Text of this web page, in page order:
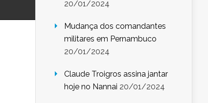
20/01/2024
Mudança dos comandantes
militares em Pernambuco
20/01/2024
Claude Troigros assina jantar
hoje no Nannai 20/01/2024